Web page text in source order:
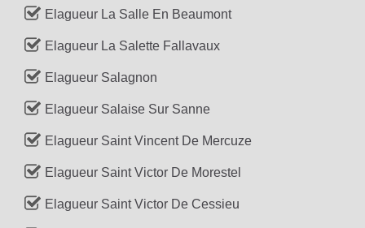
Elagueur La Salle En Beaumont
Elagueur La Salette Fallavaux
Elagueur Salagnon
Elagueur Salaise Sur Sanne
Elagueur Saint Vincent De Mercuze
Elagueur Saint Victor De Morestel
Elagueur Saint Victor De Cessieu